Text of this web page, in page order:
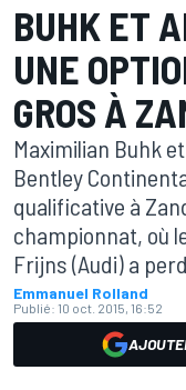
BUHK ET
UNE
GROS À
Maximilian Buhk
Bentley
qualificative à
championnat, où
Frijns (Audi) a
Emmanuel Rolland
Publié: 10 oct. 2015, 16:52